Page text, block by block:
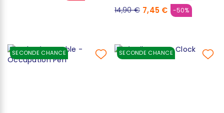
14,90 € 7,45 € -50%
SECONDE CHANCE SECONDE CHANCE